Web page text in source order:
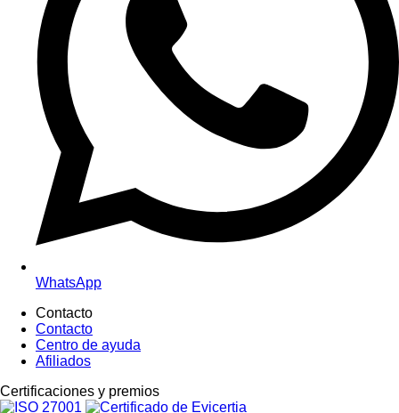
WhatsApp
Contacto
Contacto
Centro de ayuda
Afiliados
Certificaciones y premios